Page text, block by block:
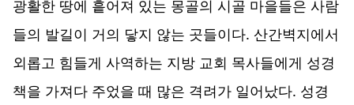
광활한 땅에 흩어져 있는 몽골의 시골 마을들은 사람
들의 발길이 거의 닿지 않는 곳들이다. 산간벽지에서
외롭고 힘들게 사역하는 지방 교회 목사들에게 성경
책을 가져다 주었을 때 많은 격려가 일어났다. 성경